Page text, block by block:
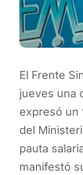
El Frente
jueves una
expresó un
del
pauta
manifestó